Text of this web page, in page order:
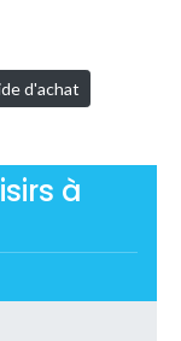
d'achat
à